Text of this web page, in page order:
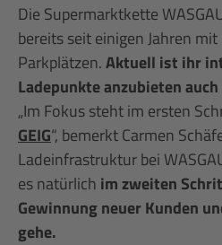
Die Supermarktkette
bereits seit einigen Jahren
Parkplätzen.Aktuell ist ihr
Ladepunkte anzubieten
„Im Fokus steht im ersten
GEIG“, bemerkt Carmen
Ladeinfrastruktur bei
es natürlich im zweiten
Gewinnung neuer Kunden
gehe.